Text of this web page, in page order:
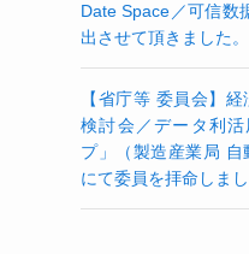
Date Space／可信数
出させて頂きました。
【省庁等 委員会】
検討会／データ利
プ」（製造産業局 自
にて委員を拝命しまし